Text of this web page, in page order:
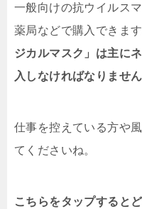
一般向けの抗ウイルス
薬局などで購入できます
ジカルマスク」は主に
入しなければなりません
仕事を控えている方や
てくださいね。
こちらをタップすると